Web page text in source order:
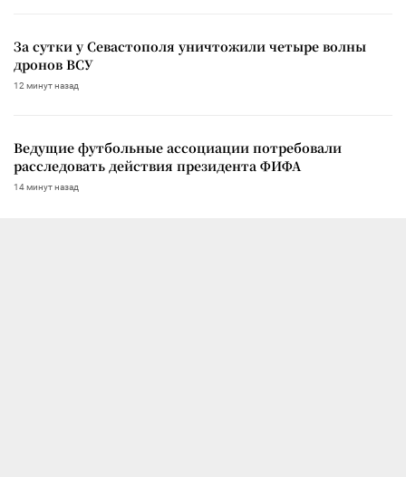
За сутки у Севастополя уничтожили четыре волны
дронов ВСУ
12 минут назад
Ведущие футбольные ассоциации потребовали
расследовать действия президента ФИФА
14 минут назад